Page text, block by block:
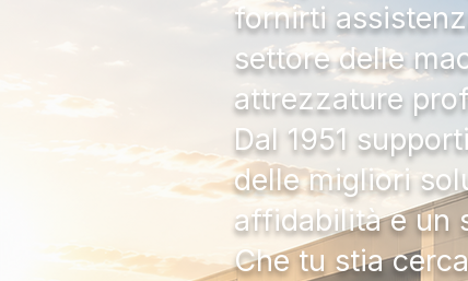
fornirti
settore delle
attrezzature
Dal 1951
delle migliori
affidabilità e un
Che tu stia